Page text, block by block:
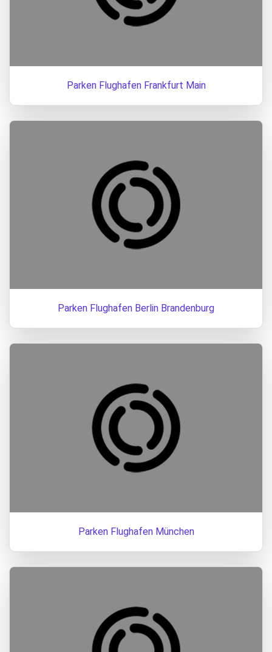
Parken Flughafen Frankfurt Main
Parken Flughafen Berlin Brandenburg
Parken Flughafen München